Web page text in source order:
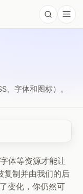
Search
、字体和图标）。
体等资源才能让
复制并由我们的后
变化，你仍然可